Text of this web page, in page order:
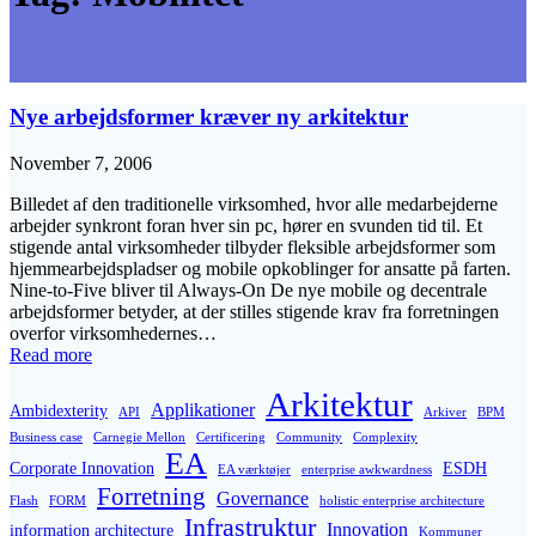
Nye arbejdsformer kræver ny arkitektur
November 7, 2006
Billedet af den traditionelle virksomhed, hvor alle medarbejderne
arbejder synkront foran hver sin pc, hører en svunden tid til. Et
stigende antal virksomheder tilbyder fleksible arbejdsformer som
hjemmearbejdspladser og mobile opkoblinger for ansatte på farten.
Nine-to-Five bliver til Always-On De nye mobile og decentrale
arbejdsformer betyder, at der stilles stigende krav fra forretningen
overfor virksomhedernes…
Read more
Ambidexterity API Applikationer Arkitektur Arkiver
BPM
Business case
Carnegie Mellon Certificering Community Complexity
Corporate Innovation EA EA værktøjer enterprise awkwardness ESDH
Flash FORM Forretning Governance holistic enterprise architecture
information architecture Infrastruktur Innovation Kommuner